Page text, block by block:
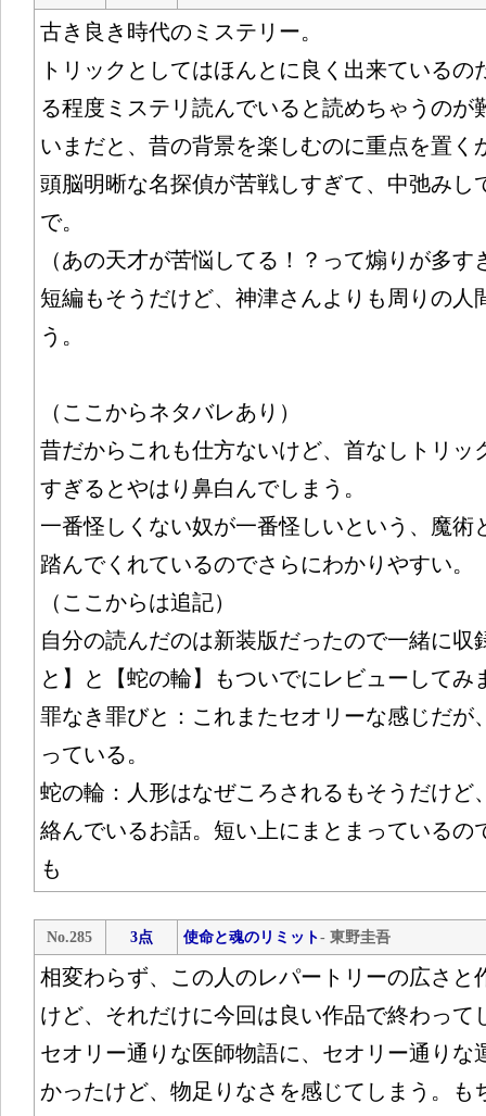
古き良き時代のミステリー。
トリックとしてはほんとに良く出来ている
る程度ミステリ読んでいると読めちゃうのが
いまだと、昔の背景を楽しむのに重点を置く
頭脳明晰な名探偵が苦戦しすぎて、中弛みし
で。
（あの天才が苦悩してる！？って煽りが多
短編もそうだけど、神津さんよりも周りの人
う。
（ここからネタバレあり）
昔だからこれも仕方ないけど、首なしトリッ
すぎるとやはり鼻白んでしまう。
一番怪しくない奴が一番怪しいという、魔術
踏んでくれているのでさらにわかりやすい。
（ここからは追記）
自分の読んだのは新装版だったので一緒に収
と】と【蛇の輪】もついでにレビューしてみ
罪なき罪びと：これまたセオリーな感じだが
っている。
蛇の輪：人形はなぜころされるもそうだけど
絡んでいるお話。短い上にまとまっているの
も
No.285 3点 使命と魂のリミット- 東野圭吾
相変わらず、この人のレパートリーの広さと
けど、それだけに今回は良い作品で終わって
セオリー通りな医師物語に、セオリー通りな
かったけど、物足りなさを感じてしまう。も